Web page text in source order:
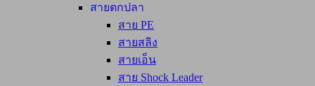
สายตกปลา
สาย PE
สายสลิง
สายเอ็น
สาย Shock Leader